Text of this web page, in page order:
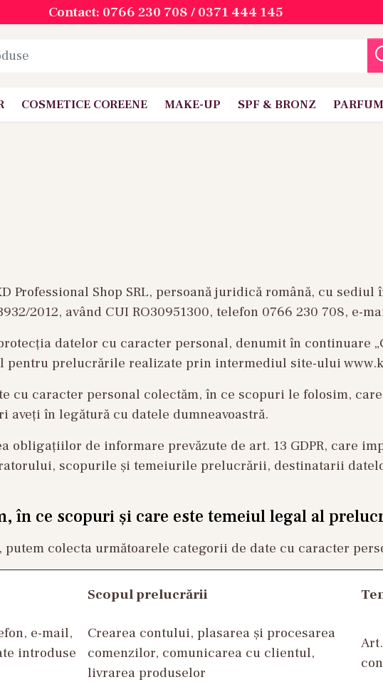
Contact: 0766 230 708 / 0371 444 145
COSMETICE COREENE MAKE-UP SPF & BRONZ
Professional Shop SRL, persoană juridică română, cu
2012, având CUI RO30951300, telefon 0766 230 708, e-
datelor cu caracter personal, denumit în continuare
pentru prelucrările realizate prin intermediul site-ului
cu caracter personal colectăm, în ce scopuri le folosim,
în legătură cu datele dumneavoastră.
obligațiilor de informare prevăzute de art. 13 GDPR, care
scopurile și temeiurile prelucrării, destinatarii
în ce scopuri și care este temeiul legal al
colecta următoarele categorii de date cu caracter
Scopul prelucrării
e-mail,
introduse
Crearea contului, plasarea și procesarea
comenzilor, comunicarea cu clientul,
livrarea produselor